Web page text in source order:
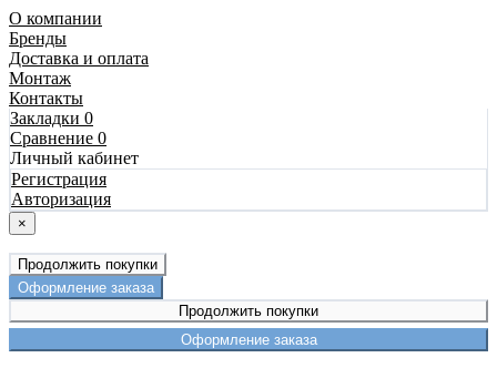
О компании
Бренды
Доставка и оплата
Монтаж
Контакты
Закладки 0
Сравнение 0
Личный кабинет
Регистрация
Авторизация
×
Продолжить покупки
Оформление заказа
Продолжить покупки
Оформление заказа